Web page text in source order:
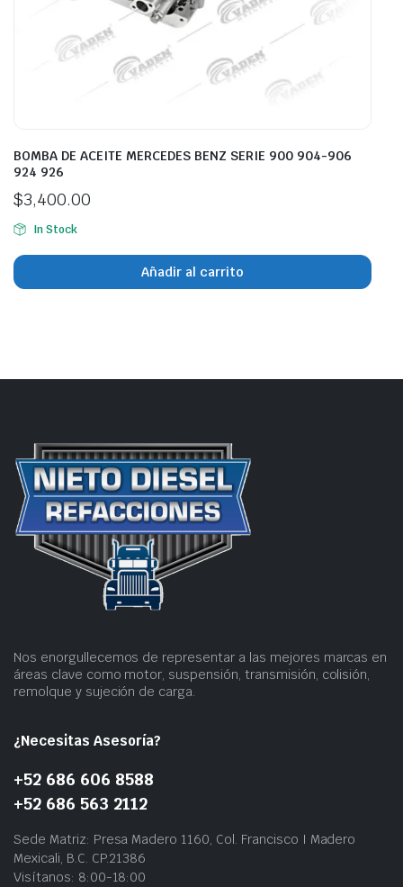
BOMBA DE ACEITE MERCEDES BENZ SERIE 900 904-906
924 926
$3,400.00
In Stock
Añadir al carrito
Nos enorgullecemos de representar a las mejores marcas en
áreas clave como motor, suspensión, transmisión, colisión,
remolque y sujeción de carga.
¿Necesitas Asesoría?
+52 686 606 8588
+52 686 563 2112
Sede Matriz: Presa Madero 1160, Col. Francisco I Madero
Mexicali, B.C. CP.21386
Visítanos: 8:00-18:00